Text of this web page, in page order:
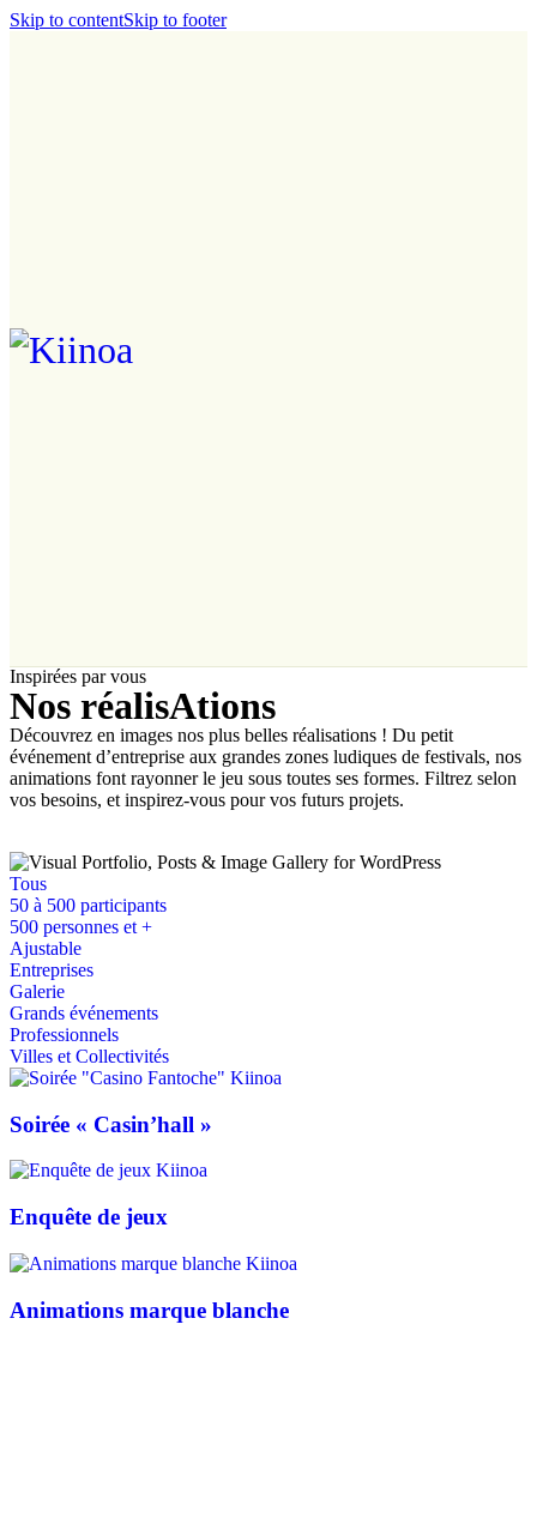
Skip to contentSkip to footer
Inspirées par vous
Nos réalisAtions
Découvrez en images nos plus belles réalisations ! Du petit
événement d’entreprise aux grandes zones ludiques de festivals, nos
animations font rayonner le jeu sous toutes ses formes. Filtrez selon
vos besoins, et inspirez-vous pour vos futurs projets.
Tous
50 à 500 participants
500 personnes et +
Ajustable
Entreprises
Galerie
Grands événements
Professionnels
Villes et Collectivités
Soirée « Casin’hall »
Enquête de jeux
Animations marque blanche